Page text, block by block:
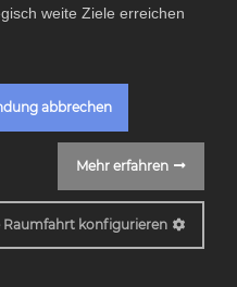
Informationsflyer
weite Ziele erreichen
abbrechen
Mehr erfahren
Raumfahrt konfigurieren